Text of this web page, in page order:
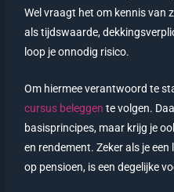
Wel vraagt het om kennis van
als tijdswaarde,
loop je onnodig risico.
Om hiermee verantwoord te
cursus beleggen te volgen.
basisprincipes, maar krijg je
en rendement. Zeker als je
op pensioen, is een degelijke